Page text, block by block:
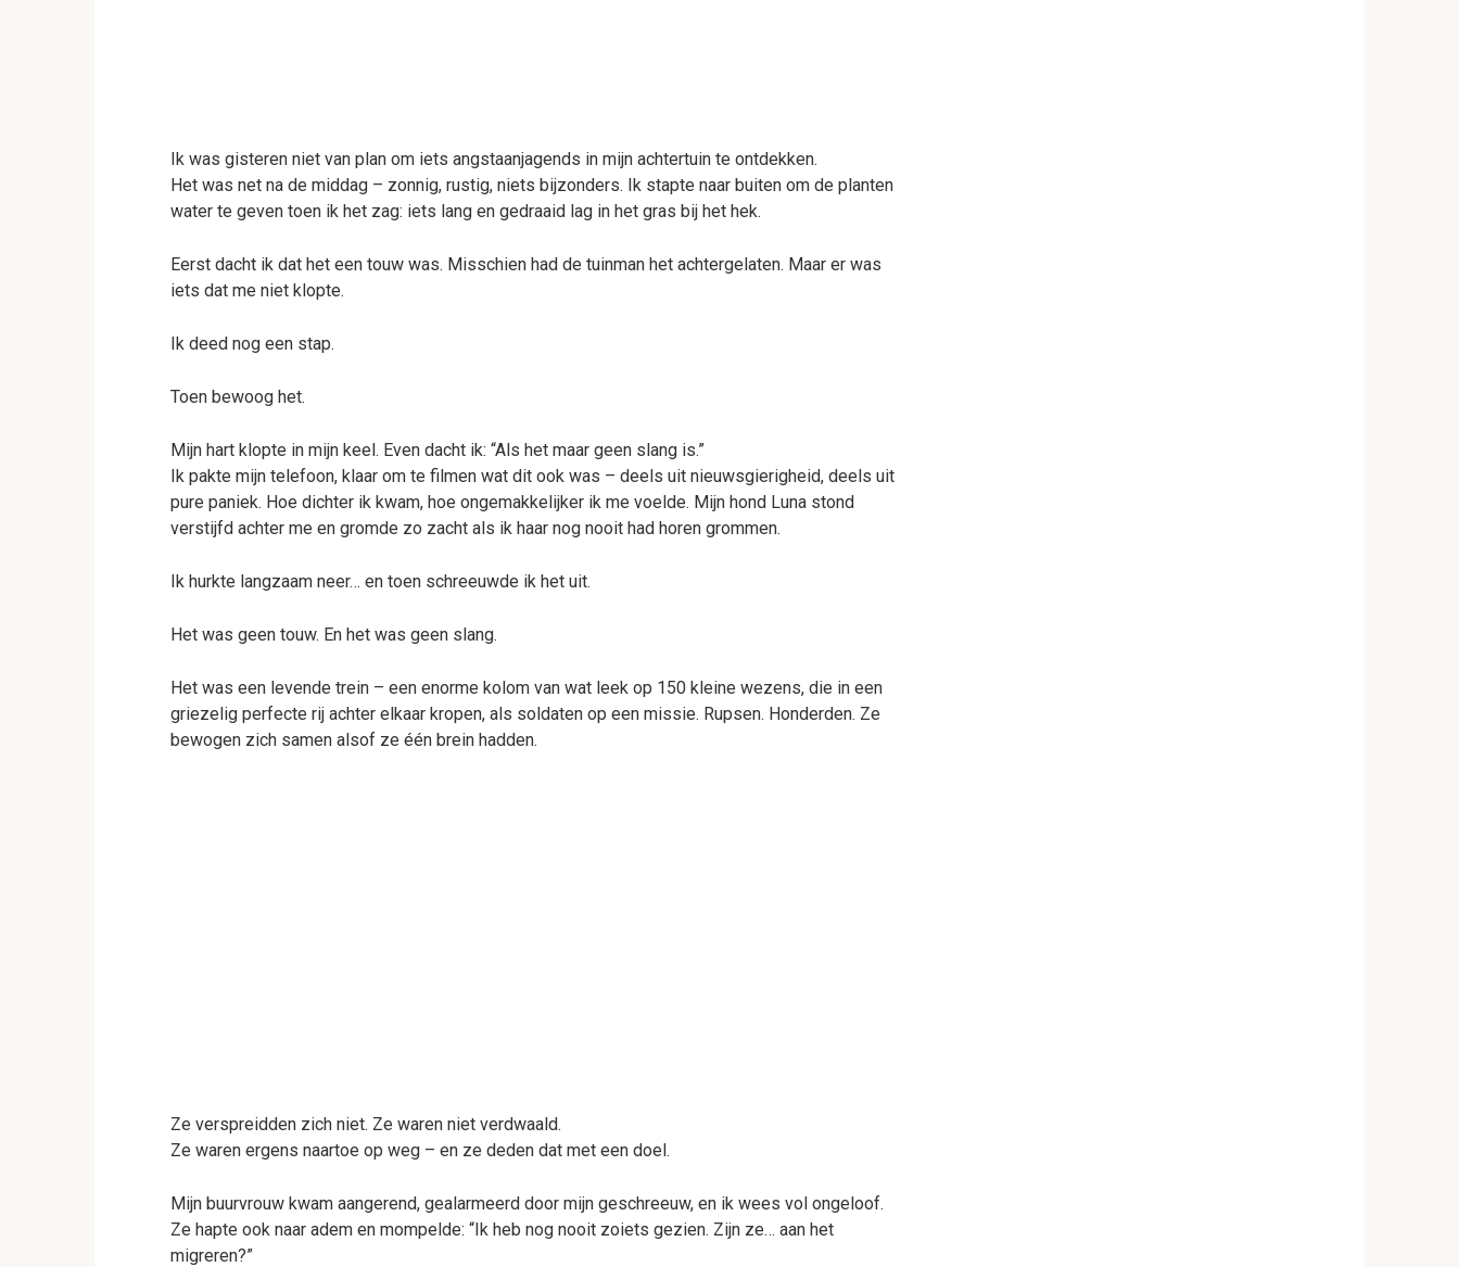
Ik was gisteren niet van plan om iets angstaanjagends in mijn achtertuin te ontdekken.
Het was net na de middag – zonnig, rustig, niets bijzonders. Ik stapte naar buiten om de planten
water te geven toen ik het zag: iets lang en gedraaid lag in het gras bij het hek.
Eerst dacht ik dat het een touw was. Misschien had de tuinman het achtergelaten. Maar er was
iets dat me niet klopte.
Ik deed nog een stap.
Toen bewoog het.
Mijn hart klopte in mijn keel. Even dacht ik: “Als het maar geen slang is.”
Ik pakte mijn telefoon, klaar om te filmen wat dit ook was – deels uit nieuwsgierigheid, deels uit
pure paniek. Hoe dichter ik kwam, hoe ongemakkelijker ik me voelde. Mijn hond Luna stond
verstijfd achter me en gromde zo zacht als ik haar nog nooit had horen grommen.
Ik hurkte langzaam neer… en toen schreeuwde ik het uit.
Het was geen touw. En het was geen slang.
Het was een levende trein – een enorme kolom van wat leek op 150 kleine wezens, die in een
griezelig perfecte rij achter elkaar kropen, als soldaten op een missie. Rupsen. Honderden. Ze
bewogen zich samen alsof ze één brein hadden.
Ze verspreidden zich niet. Ze waren niet verdwaald.
Ze waren ergens naartoe op weg – en ze deden dat met een doel.
Mijn buurvrouw kwam aangerend, gealarmeerd door mijn geschreeuw, en ik wees vol ongeloof.
Ze hapte ook naar adem en mompelde: “Ik heb nog nooit zoiets gezien. Zijn ze… aan het
migreren?”